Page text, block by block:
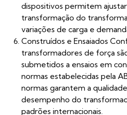
dispositivos permitem
transformação do
variações de carga e
Construídos e Ensaiados
transformadores de força
submetidos a ensaios em
normas estabelecidas pela
normas garantem a
desempenho do
padrões internacionais.